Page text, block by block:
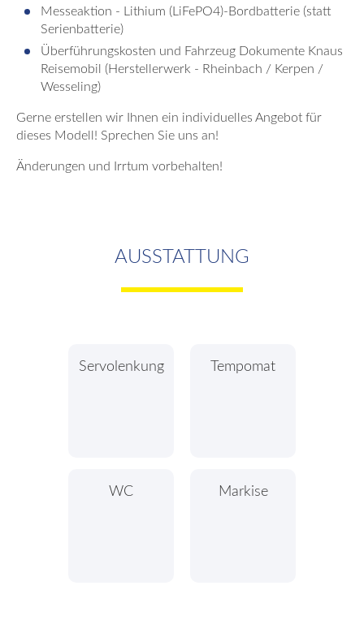
Messeaktion - Lithium (LiFePO4)-Bordbatterie (statt
Serienbatterie)
Überführungskosten und Fahrzeug Dokumente Knaus
Reisemobil (Herstellerwerk - Rheinbach / Kerpen /
Wesseling)
Gerne erstellen wir Ihnen ein individuelles Angebot für
dieses Modell! Sprechen Sie uns an!
Änderungen und Irrtum vorbehalten!
AUSSTATTUNG
Servolenkung Tempomat
WC Markise